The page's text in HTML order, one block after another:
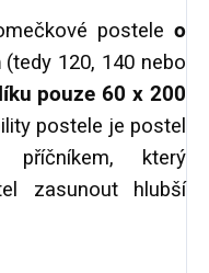
postele o
(tedy 120, 140 nebo
pouze 60 x 200
postele je postel
příčníkem, který
zasunout hlubší